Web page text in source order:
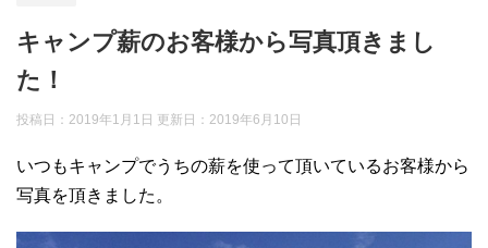
キャンプ薪のお客様から写真頂きまし
た！
投稿日：2019年1月1日 更新日： 2019年6月10日
いつもキャンプでうちの薪を使って頂いているお客様から
写真を頂きました。